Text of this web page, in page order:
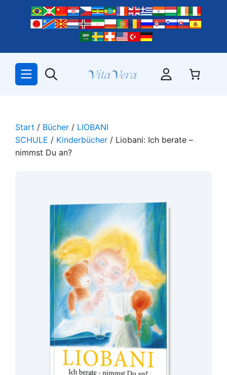
springen
Start / Bücher / LIOBANI
SCHULE / Kinderbücher / Liobani: Ich berate –
nimmst Du an?